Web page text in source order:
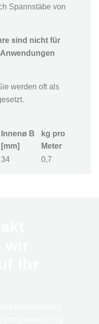
Spannstäbe von
sind nicht für
werden oft als
Innenø B
[mm]
kg pro
Meter
34 0,7